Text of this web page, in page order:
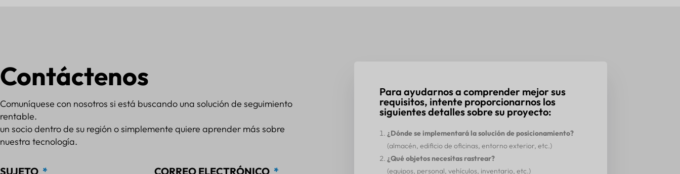
Contáctenos
Comuníquese con nosotros si está buscando una solución de seguimiento
rentable.
un socio dentro de su región o simplemente quiere aprender más sobre
nuestra tecnología.
SUJETO CORREO ELECTRÓNICO
Para ayudarnos a comprender mejor sus
requisitos, intente proporcionarnos los
siguientes detalles sobre su proyecto:
¿Dónde se implementará la solución de posicionamiento?
(almacén, edificio de oficinas, entorno exterior, etc.)
¿Qué objetos necesitas rastrear?
(equipos, personal, vehículos, inventario, etc.)